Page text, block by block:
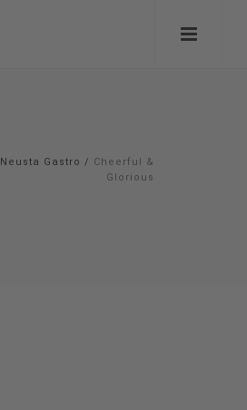
Neusta Gastro / Cheerful &
Glorious